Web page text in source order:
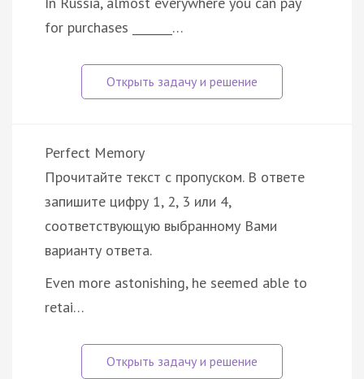
for purchases _______…
Perfect Memory
Прочитайте текст с пропуском. В ответе
запишите цифру 1, 2, 3 или 4,
соответствующую выбранному Вами
варианту ответа.
Even more astonishing, he seemed able to
retai…